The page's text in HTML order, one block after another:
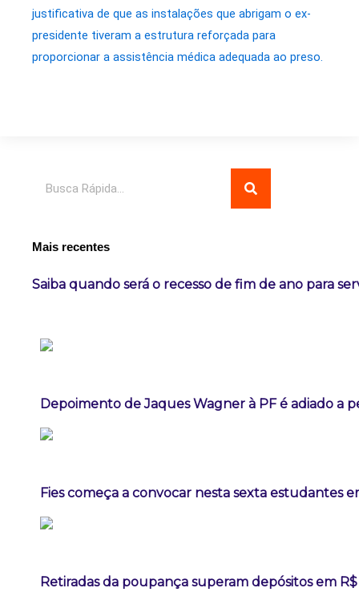
justificativa de que as instalações que abrigam o ex-
presidente tiveram a estrutura reforçada para
proporcionar a assistência médica adequada ao preso.
Mais recentes
Saiba quando será o recesso de fim de ano para
Depoimento de Jaques Wagner à PF é adiado a
Fies começa a convocar nesta sexta estudantes
Retiradas da poupança superam depósitos em